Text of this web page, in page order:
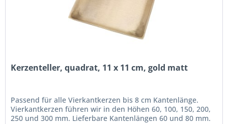
Kerzenteller, quadrat, 11 x 11 cm, gold matt
Passend für alle Vierkantkerzen bis 8 cm Kantenlänge.
Vierkantkerzen führen wir in den Höhen 60, 100, 150, 200,
250 und 300 mm. Lieferbare Kantenlängen 60 und 80 mm.